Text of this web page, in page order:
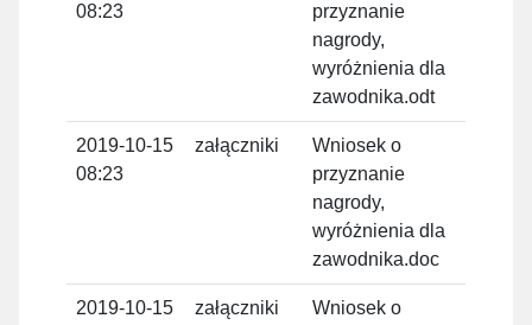
08:23
przyznanie
nagrody,
wyróżnienia dla
zawodnika.odt
2019-10-15
08:23
załączniki
Wniosek o
przyznanie
nagrody,
wyróżnienia dla
zawodnika.doc
2019-10-15
załączniki
Wniosek o